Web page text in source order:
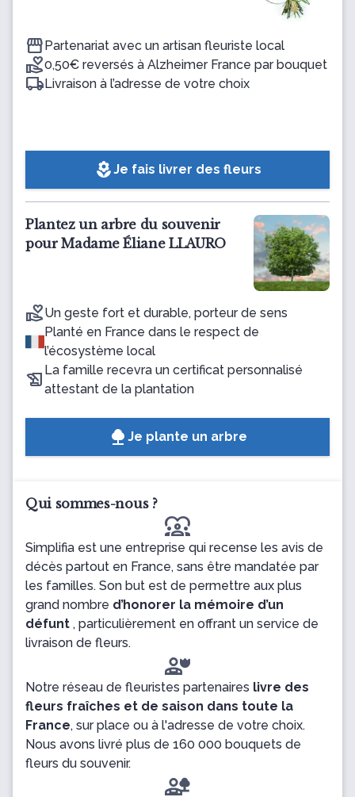
Partenariat avec un artisan fleuriste local
0,50€ reversés à Alzheimer France par bouquet
Livraison à l’adresse de votre choix
local_floristJe fais livrer des fleurs
Plantez un arbre du souvenir
pour Madame Éliane LLAURO
Un geste fort et durable, porteur de sens
Planté en France dans le respect de
l’écosystème local
La famille recevra un certificat personnalisé
attestant de la plantation
Je plante un arbre
Qui sommes-nous ?
diversity_1
Simplifia est une entreprise qui recense les avis de
décès partout en France, sans être mandatée par
les familles. Son but est de permettre aux plus
grand nombre d’honorer la mémoire d’un
défunt , particulièrement en offrant un service de
livraison de fleurs.
Notre réseau de fleuristes partenaires livre des
fleurs fraîches et de saison dans toute la
France, sur place ou à l'adresse de votre choix.
Nous avons livré plus de 160 000 bouquets de
fleurs du souvenir.